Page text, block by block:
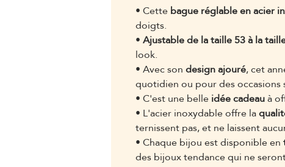
• Cettebague réglable en acier
doigts.
•Ajustable de la taille 53 à la
look.
• Avec sondesign ajouré, cet
quotidien ou pour des occasions
• C'est une belleidée cadeauà
• L'acier inoxydable offre la
ternissent pas, et ne laissent
• Chaque bijou est disponible en
des bijoux tendance qui ne